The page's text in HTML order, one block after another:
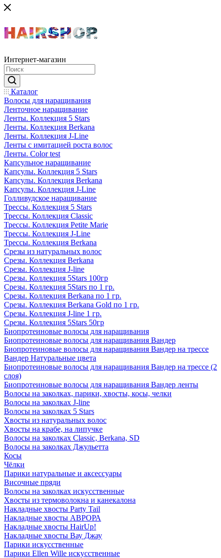
Интернет-магазин
Каталог
Волосы для наращивания
Ленточное наращивание
Ленты. Коллекция 5 Stars
Ленты. Коллекция Berkana
Ленты. Коллекция J-Line
Ленты с имитацией роста волос
Ленты. Color test
Капсульное наращивание
Капсулы. Коллекция 5 Stars
Капсулы. Коллекция Berkana
Капсулы. Коллекция J-Line
Голливудское наращивание
Трессы. Коллекция 5 Stars
Трессы. Коллекция Classic
Трессы. Коллекция Petite Marie
Трессы. Коллекция J-Line
Трессы. Коллекция Berkana
Срезы из натуральных волос
Срезы. Коллекция Berkana
Срезы. Коллекция J-line
Срезы. Коллекция 5Stars 100гр
Срезы. Коллекция 5Stars по 1 гр.
Срезы. Коллекция Berkana по 1 гр.
Срезы. Коллекция Berkana Gold по 1 гр.
Срезы. Коллекция J-line 1 гр.
Срезы. Коллекция 5Stars 50гр
Биопротеиновые волосы для наращивания
Биопротеиновые волосы для наращивания Вандер
Биопротеиновые волосы для наращивания Вандер на трессе
Вандер Натуральные цвета
Биопротеиновые волосы для наращивания Вандер на трессе (2
слоя)
Биопротеиновые волосы для наращивания Вандер ленты
Волосы на заколках, парики, хвосты, косы, челки
Волосы на заколках J-line
Волосы на заколках 5 Stars
Хвосты из натуральных волос
Хвосты на крабе, на липучке
Волосы на заколках Classic, Berkana, SD
Волосы на заколках Джульетта
Косы
Чёлки
Парики натуральные и аксессуары
Височные пряди
Волосы на заколках искусственные
Хвосты из термоволокна и канекалона
Накладные хвосты Party Tail
Накладные хвосты АВРОРА
Накладные хвосты HairUp!
Накладные хвосты Вау Джау
Парики искусственные
Парики Ellen Wille искусственные